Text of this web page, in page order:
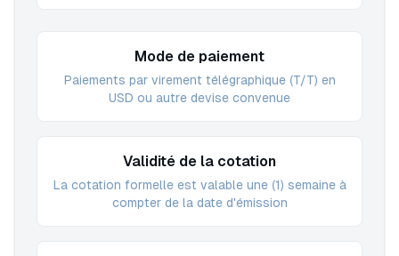
Mode de paiement
Paiements par virement télégraphique (T/T) en
USD ou autre devise convenue
Validité de la cotation
La cotation formelle est valable une (1) semaine à
compter de la date d'émission